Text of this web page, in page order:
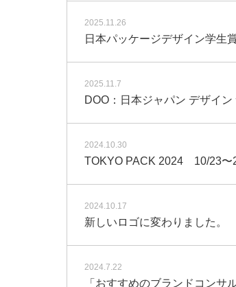
2025.11.26
日本パッケージデザイン学
2025.11.7
DOO：日本ジャパン デザイ
2024.10.30
TOKYO PACK 2024 10/23
2024.10.17
新しいロゴに変わりました。
2024.7.22
「おすすめのブランドコン